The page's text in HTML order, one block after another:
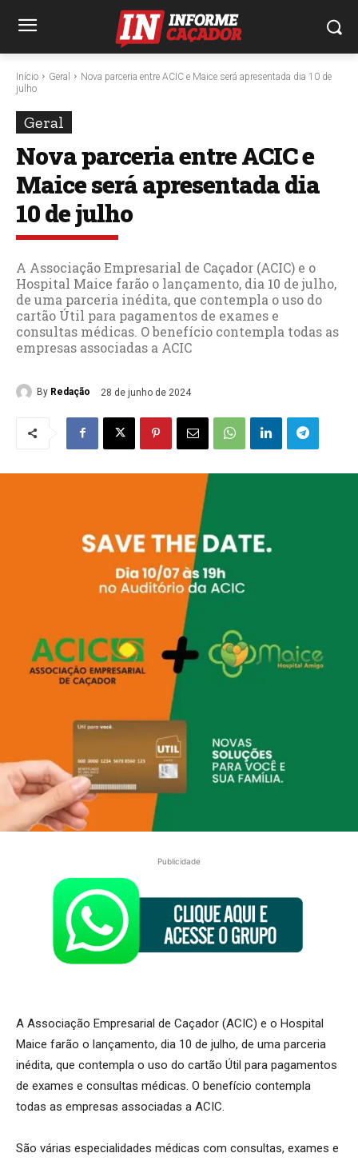
Início Geral
Nova parceria entre ACIC e Maice será apresentada dia 10 de
julho
Geral
Nova parceria entre ACIC e
Maice será apresentada dia
10 de julho
A Associação Empresarial de Caçador (ACIC) e o
Hospital Maice farão o lançamento, dia 10 de julho,
de uma parceria inédita, que contempla o uso do
cartão Útil para pagamentos de exames e
consultas médicas. O benefício contempla todas as
empresas associadas a ACIC
By Redação 28 de junho de 2024
Publicidade
A Associação Empresarial de Caçador (ACIC) e o Hospital
Maice farão o lançamento, dia 10 de julho, de uma parceria
inédita, que contempla o uso do cartão Útil para pagamentos
de exames e consultas médicas. O benefício contempla
todas as empresas associadas a ACIC.
São várias especialidades médicas com consultas, exames e